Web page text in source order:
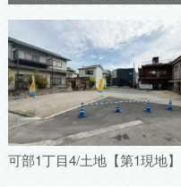
可部1丁目4/土地【第1現地】